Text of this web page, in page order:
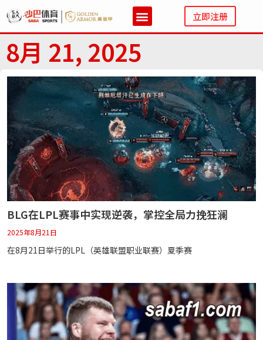
立即注册
8月 21, 2025
BLG在LPL赛事中实现逆袭，掌控全局力挽狂澜
2025年8月21日
在8月21日举行的LPL（英雄联盟职业联赛）夏季赛